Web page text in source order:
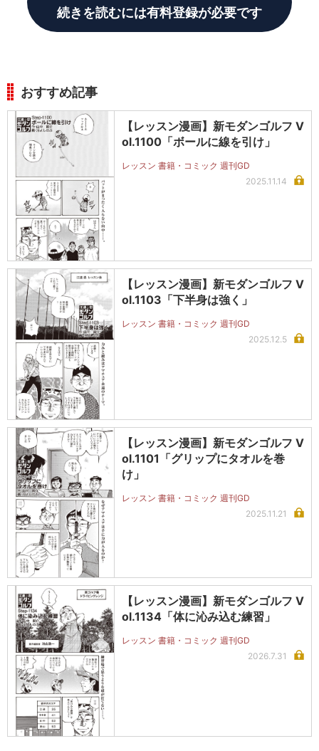
続きを読むには有料登録が必要です
おすすめ記事
【レッスン漫画】新モダンゴルフ V
ol.1100「ボールに線を引け」
レッスン 書籍・コミック 週刊GD
2025.11.14
【レッスン漫画】新モダンゴルフ V
ol.1103「下半身は強く」
レッスン 書籍・コミック 週刊GD
2025.12.5
【レッスン漫画】新モダンゴルフ V
ol.1101「グリップにタオルを巻
け」
レッスン 書籍・コミック 週刊GD
2025.11.21
【レッスン漫画】新モダンゴルフ V
ol.1134「体に沁み込む練習」
レッスン 書籍・コミック 週刊GD
2026.7.31